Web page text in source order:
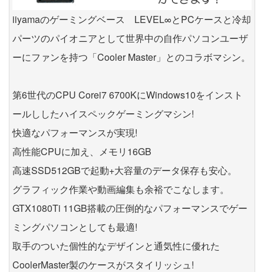
iiyamaのゲーミングベース LEVEL∞とPCケースと冷却
パーツのパイオニアとして世界中の自作パソコンユーザ
ーにファンを持つ「Cooler Master」とのコラボマシン。
第6世代のCPU Corei7 6700KにWindows10をインスト
ールししたハイスペックゲーミングマシン!
快適なパフォーマンスが実現!
高性能CPUに加え、メモリ16GB
高速SSD512GBで起動+大容量のデータ保存も安心。
グラフィック作業や動画編集も余裕でこなします。
GTX1080Ti 11GB搭載の圧倒的なパフォーマンスでゲー
ミングパソコンとしても最適!
取手のついた個性的なデザインと通気性に優れた
CoolerMaster製のケースがスタイリッシュ!